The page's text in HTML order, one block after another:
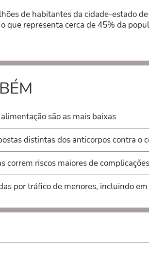
de habitantes da cidade-estado
que representa cerca de 45% da
são as mais baixas
distintas dos anticorpos contra o
correm riscos maiores de
por tráfico de menores, incluindo